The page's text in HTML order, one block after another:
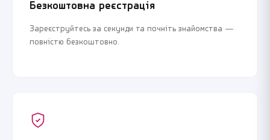
Безкоштовна реєстрація
Зареєструйтесь за секунди та почніть знайомства —
повністю безкоштовно.